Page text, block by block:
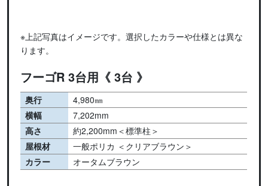
※上記写真はイメージです。選択したカラーや仕様とは異な
ります。
フーゴR 3台用《 3台 》
奥行
4,980㎜
横幅
7,202mm
高さ
約2,200mm＜標準柱＞
屋根材
一般ポリカ ＜クリアブラウン＞
カラー
オータムブラウン